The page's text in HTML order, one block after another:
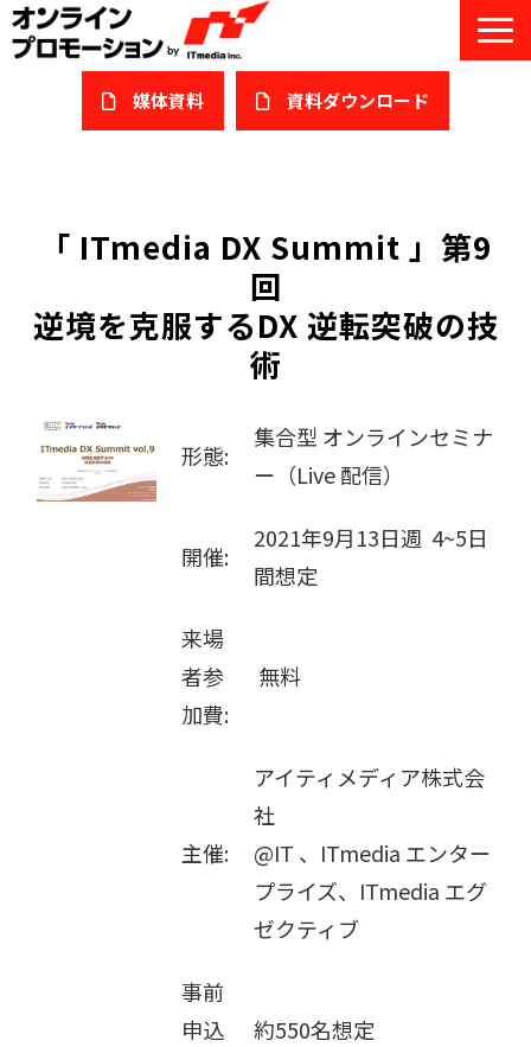
媒体資料 ​資料ダウンロード
サービスガイド/お役立ち資料
課題/ターゲット別で探す
導入事例
販売パートナー募集
「 ITmedia DX Summit 」第9
回
逆境を克服するDX 逆転突破の技
術
形態:
集合型 オンラインセミナ
ー（Live 配信）
開催:
2021年9月13日週 4~5日
間想定
来場
者参
加費:
無料
主催:
アイティメディア株式会
社
@IT 、ITmedia エンター
プライズ、ITmedia エグ
ゼクティブ
事前
申込
約550名想定